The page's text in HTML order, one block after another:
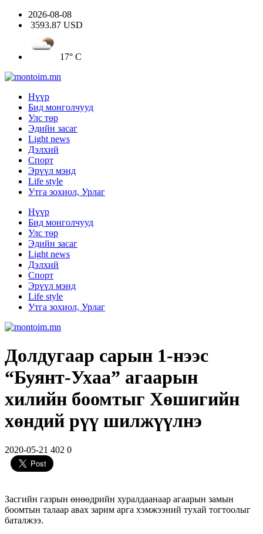
2026-08-08
3593.87 USD
17° C
Нүүр
Бид монголчууд
Улс төр
Эдийн засаг
Light news
Дэлхий
Спорт
Эрүүл мэнд
Life style
Утга зохиол, Урлаг
Нүүр
Бид монголчууд
Улс төр
Эдийн засаг
Light news
Дэлхий
Спорт
Эрүүл мэнд
Life style
Утга зохиол, Урлаг
Долдугаар сарын 1-нээс
“Буянт-Ухаа” агаарын
хилийн боомтыг Хөшигийн
хөндий рүү шилжүүлнэ
2020-05-21 402 0
Засгийн газрын өнөөдрийн хуралдаанаар агаарын замын
боомтын талаар авах зарим арга хэмжээний тухай тогтоолыг
баталжээ.